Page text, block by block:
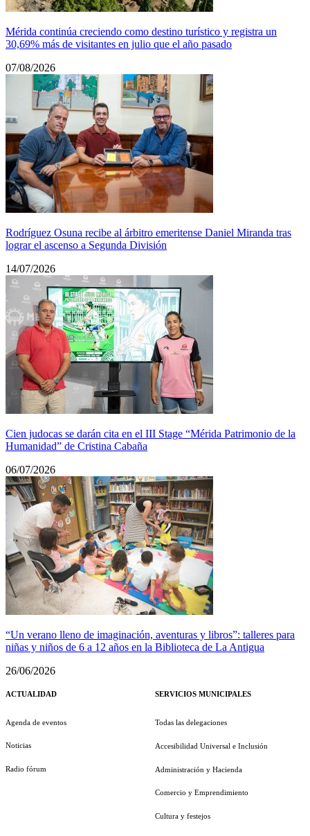
Mérida continúa creciendo como destino turístico y registra un
30,69% más de visitantes en julio que el año pasado
07/08/2026
Rodríguez Osuna recibe al árbitro emeritense Daniel Miranda tras
lograr el ascenso a Segunda División
14/07/2026
Cien judocas se darán cita en el III Stage “Mérida Patrimonio de la
Humanidad” de Cristina Cabaña
06/07/2026
“Un verano lleno de imaginación, aventuras y libros”: talleres para
niñas y niños de 6 a 12 años en la Biblioteca de La Antigua
26/06/2026
ACTUALIDAD
Agenda de eventos
Noticias
Radio fórum
SERVICIOS MUNICIPALES
Todas las delegaciones
Accesibilidad Universal e Inclusión
Administración y Hacienda
Comercio y Emprendimiento
Cultura y festejos